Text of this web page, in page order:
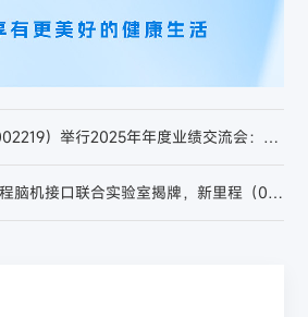
新里程（002219）举行2025年年度业绩交流会：经营业绩强劲修复，“科技+场景”引领融合发展
北大-新里程脑机接口联合实验室揭牌，新里程（002219）正式布局脑机接口赛道